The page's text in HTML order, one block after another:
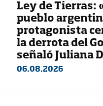
Ley de Tierras:
pueblo
protagonista
la derrota del
señaló Juliana
06.08.2026